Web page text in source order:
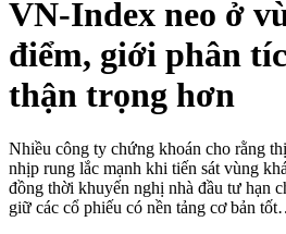
VN-Index neo ở
điểm, giới phân
thận trọng hơn
Nhiều công ty chứng khoán cho rằng
nhịp rung lắc mạnh khi tiến sát vùng
đồng thời khuyến nghị nhà đầu tư hạn
giữ các cổ phiếu có nền tảng cơ bản